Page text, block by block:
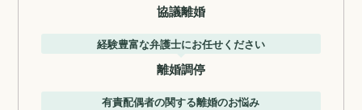
協議離婚
経験豊富な弁護士にお任せください
離婚調停
有責配偶者の関する離婚のお悩み